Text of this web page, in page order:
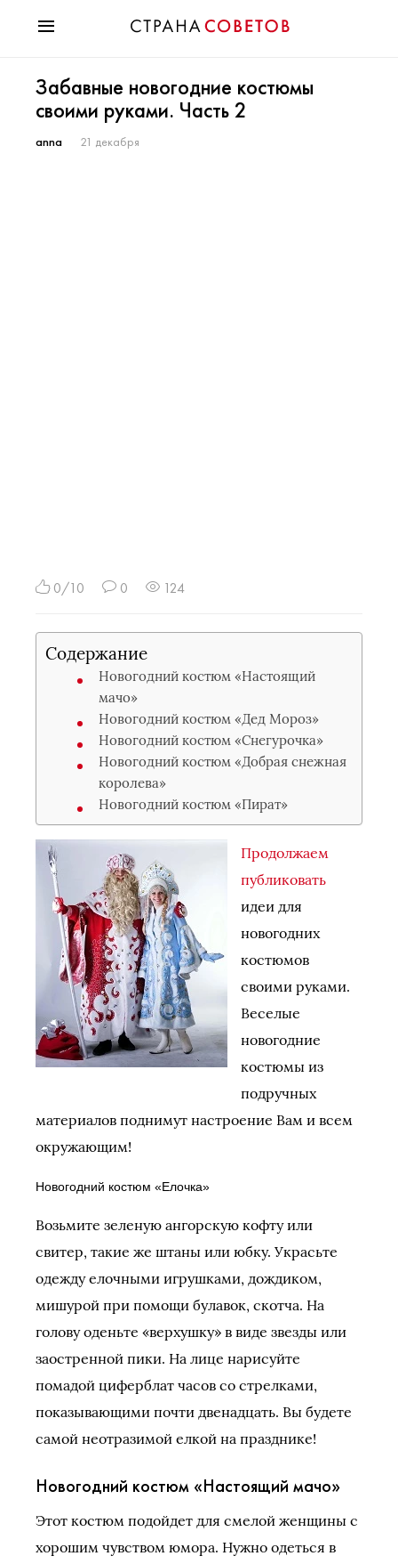
Мода
Звезды
Гороскопы
Забавные новогодние костюмы
своими руками. Часть 2
anna 21 декабря
0/10 0 124
Содержание
Новогодний костюм «Настоящий
мачо»
Новогодний костюм «Дед Мороз»
Новогодний костюм «Снегурочка»
Новогодний костюм «Добрая снежная
королева»
Новогодний костюм «Пират»
Продолжаем
публиковать
идеи для
новогодних
костюмов
своими руками.
Веселые
новогодние
костюмы из
подручных
материалов поднимут настроение Вам и всем
окружающим!
Новогодний костюм «Елочка»
Возьмите зеленую ангорскую кофту или
свитер, такие же штаны или юбку. Украсьте
одежду елочными игрушками, дождиком,
мишурой при помощи булавок, скотча. На
голову оденьте «верхушку» в виде звезды или
заостренной пики. На лице нарисуйте
помадой циферблат часов со стрелками,
показывающими почти двенадцать. Вы будете
самой неотразимой елкой на празднике!
Новогодний костюм «Настоящий мачо»
Этот костюм подойдет для смелой женщины с
хорошим чувством юмора. Нужно одеться в